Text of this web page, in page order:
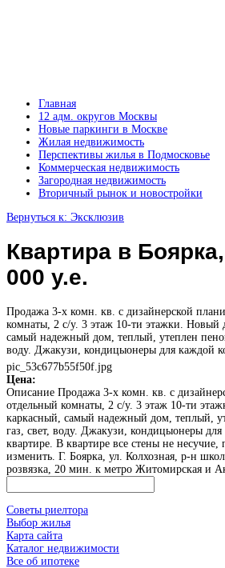
Главная
12 адм. округов Москвы
Новые паркинги в Москве
Жилая недвижимость
Перспективы жилья в Подмосковье
Коммерческая недвижимость
Загородная недвижимость
Вторичный рынок и новостройки
Вернуться к: Эксклюзив
Квартира в
000 у.е.
Продажа 3-х комн. кв. с дизайнерской
комнаты, 2 с/у. 3 этаж 10-ти этажки. Новый
самый надежный дом, теплый, утеплен
воду. Джакузи, кондицыонеры для каждой
pic_53c677b55f50f.jpg
Цена:
Описание Продажа 3-х комн. кв. с
отдельный комнаты, 2 с/у. 3 этаж 10-ти
каркасный, самый надежный дом, теплый,
газ, свет, воду. Джакузи, кондицыонеры
квартире. В квартире все стены не
изменить. Г. Боярка, ул. Колхозная, р-н
розвязка, 20 мин. к метро Житомирская и
Советы риелтора
Выбор жилья
Карта сайта
Каталог недвижимости
Все об ипотеке